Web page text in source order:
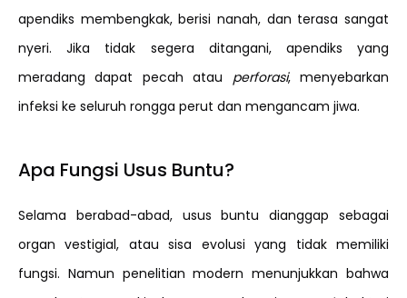
apendiks membengkak, berisi nanah, dan terasa sangat
nyeri. Jika tidak segera ditangani, apendiks yang
meradang dapat pecah atau perforasi, menyebarkan
infeksi ke seluruh rongga perut dan mengancam jiwa.
Apa Fungsi Usus Buntu?
Selama berabad-abad, usus buntu dianggap sebagai
organ vestigial, atau sisa evolusi yang tidak memiliki
fungsi. Namun penelitian modern menunjukkan bahwa